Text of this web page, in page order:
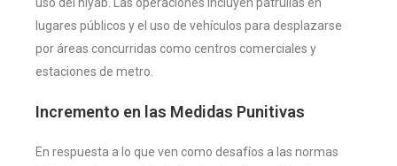
lugares públicos y el uso de vehículos para desplazarse
por áreas concurridas como centros comerciales y
estaciones de metro​.
Incremento en las Medidas Punitivas
En respuesta a lo que ven como desafíos a las normas